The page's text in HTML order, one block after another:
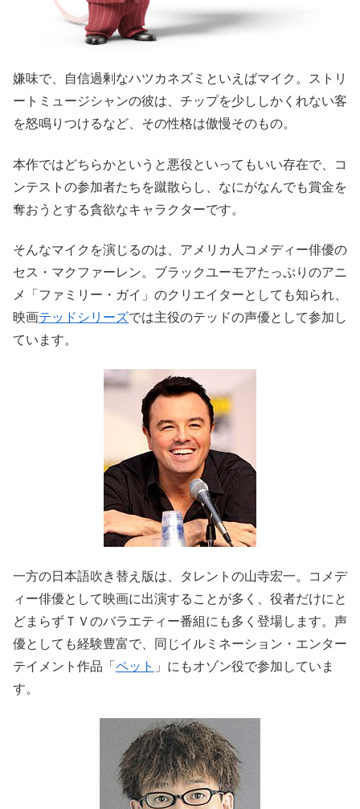
嫌味で、自信過剰なハツカネズミといえばマイク。ストリ
ートミュージシャンの彼は、チップを少ししかくれない客
を怒鳴りつけるなど、その性格は傲慢そのもの。
本作ではどちらかというと悪役といってもいい存在で、コ
ンテストの参加者たちを蹴散らし、なにがなんでも賞金を
奪おうとする貪欲なキャラクターです。
そんなマイクを演じるのは、アメリカ人コメディー俳優の
セス・マクファーレン。ブラックユーモアたっぷりのアニ
メ「ファミリー・ガイ」のクリエイターとしても知られ、
映画テッドシリーズでは主役のテッドの声優として参加し
ています。
一方の日本語吹き替え版は、タレントの山寺宏一。コメデ
ィー俳優として映画に出演することが多く、役者だけにと
どまらずＴＶのバラエティー番組にも多く登場します。声
優としても経験豊富で、同じイルミネーション・エンター
テイメント作品「 ペット 」にもオゾン役で参加していま
す。